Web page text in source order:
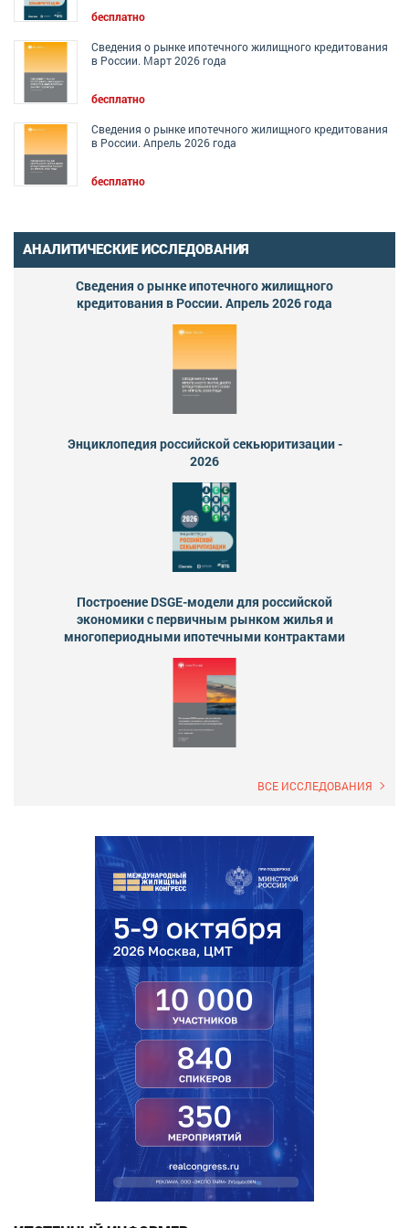
бесплатно
Сведения о рынке ипотечного жилищного кредитования
в России. Март 2026 года
бесплатно
Сведения о рынке ипотечного жилищного кредитования
в России. Апрель 2026 года
бесплатно
АНАЛИТИЧЕСКИЕ ИССЛЕДОВАНИЯ
Сведения о рынке ипотечного жилищного
кредитования в России. Апрель 2026 года
Энциклопедия российской секьюритизации -
2026
Построение DSGE-модели для российской
экономики с первичным рынком жилья и
многопериодными ипотечными контрактами
ВСЕ ИССЛЕДОВАНИЯ